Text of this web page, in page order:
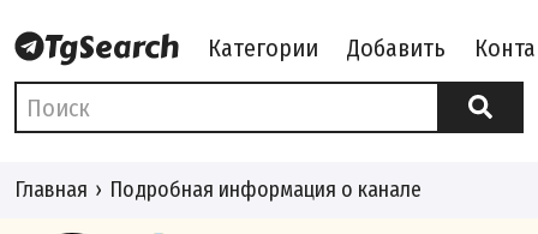
Категории Добавить
Главная Подробная информация о канале